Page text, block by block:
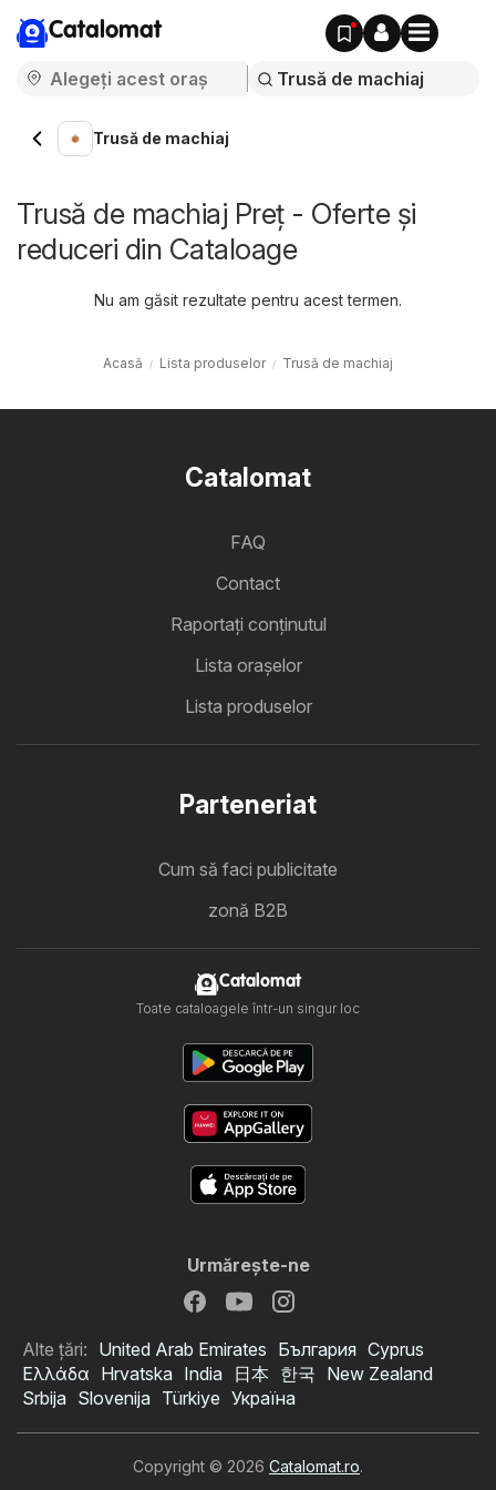
Catalomat
Trusă de machiaj
Trusă de machiaj Preț - Oferte și
reduceri din Cataloage
Nu am găsit rezultate pentru acest termen.
Acasă Lista produselor Trusă de machiaj
Catalomat
FAQ
Contact
Raportați conținutul
Lista oraşelor
Lista produselor
Parteneriat
Cum să faci publicitate
zonă B2B
Catalomat
Toate cataloagele într-un singur loc
Urmăreşte-ne
Alte țări: United Arab Emirates България Cyprus
Ελλάδα Hrvatska India 日本 한국 New Zealand
Srbija Slovenija Türkiye Україна
Copyright © 2026 Catalomat.ro.